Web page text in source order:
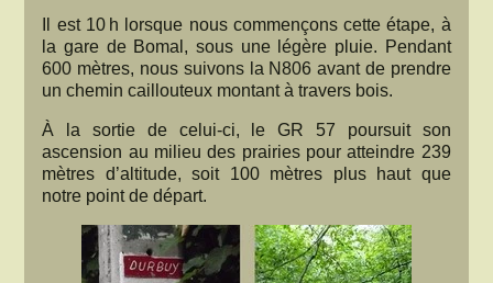
Il est 10 h lorsque nous commençons cette étape, à
la gare de Bomal, sous une légère pluie. Pendant
600 mètres, nous suivons la N806 avant de prendre
un chemin caillouteux montant à travers bois.
À la sortie de celui-ci, le GR 57 poursuit son
ascension au milieu des prairies pour atteindre 239
mètres d’altitude, soit 100 mètres plus haut que
notre point de départ.